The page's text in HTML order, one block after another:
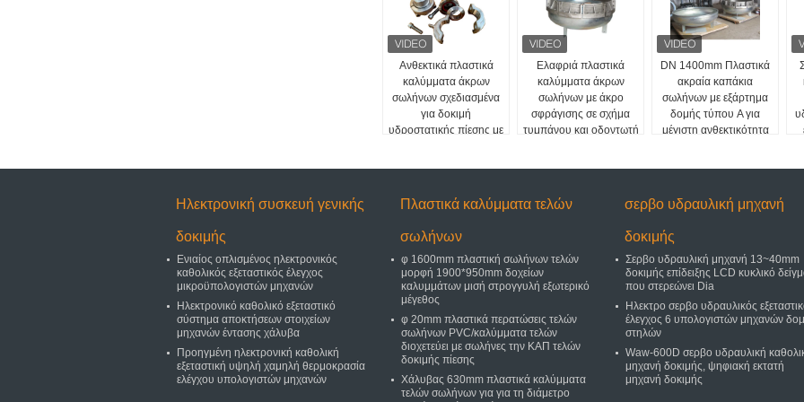
Ανθεκτικά πλαστικά
καλύμματα άκρων
σωλήνων σχεδιασμένα
για δοκιμή
υδροστατικής πίεσης με
Ελαφριά πλαστικά
καλύμματα άκρων
σωλήνων με άκρο
σφράγισης σε σχήμα
τυμπάνου και οδοντωτή
DN 1400mm Πλαστικά
ακραία καπάκια
σωλήνων με εξάρτημα
δομής τύπου A για
μέγιστη ανθεκτικότητα
Ηλεκτρονική συσκευή γενικής
δοκιμής
Ενιαίος οπλισμένος ηλεκτρονικός
καθολικός εξεταστικός έλεγχος
μικροϋπολογιστών μηχανών
Ηλεκτρονικό καθολικό εξεταστικό
σύστημα αποκτήσεων στοιχείων
μηχανών έντασης χάλυβα
Προηγμένη ηλεκτρονική καθολική
εξεταστική υψηλή χαμηλή θερμοκρασία
ελέγχου υπολογιστών μηχανών
Πλαστικά καλύμματα τελών
σωλήνων
φ 1600mm πλαστική σωλήνων τελών
μορφή 1900*950mm δοχείων
καλυμμάτων μισή στρογγυλή εξωτερικό
μέγεθος
φ 20mm πλαστικά περατώσεις τελών
σωλήνων PVC/καλύμματα τελών
διοχετεύει με σωλήνες την ΚΑΠ τελών
δοκιμής πίεσης
Χάλυβας 630mm πλαστικά καλύμματα
τελών σωλήνων για για τη διάμετρο
σερβο υδραυλική μηχανή
δοκιμής
Σερβο υδραυλική μηχανή 13~40mm
δοκιμής επίδειξης LCD κυκλικό
που στερεώνει Dia
Ηλεκτρο σερβο υδραυλικός
έλεγχος 6 υπολογιστών μηχανών
στηλών
Waw-600D σερβο υδραυλική
μηχανή δοκιμής, ψηφιακή εκτατή
μηχανή δοκιμής